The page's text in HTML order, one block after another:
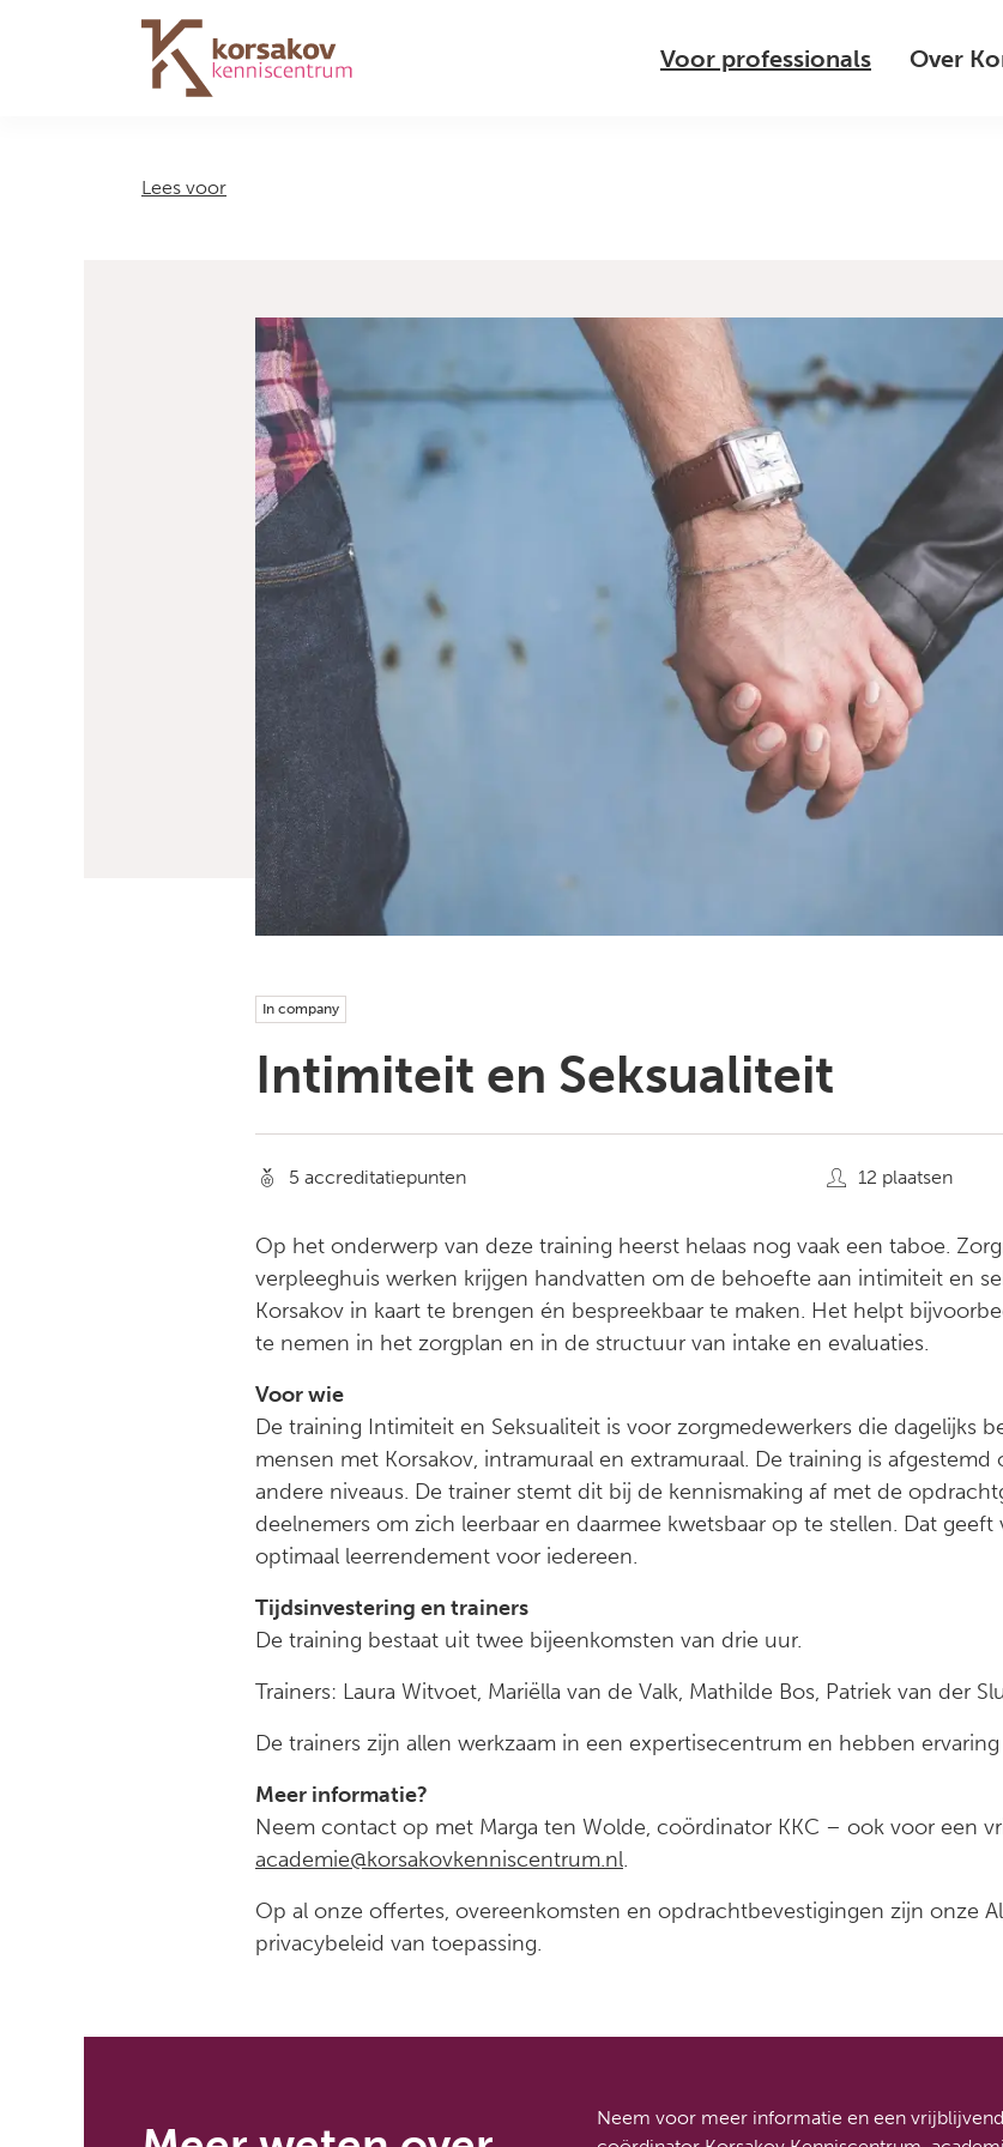
Navigation Voor professionals Over
Lees voor
In company
Intimiteit en Seksualiteit
5 accreditatiepunten 12 plaatsen
Op het onderwerp van deze training heerst helaas nog vaak een taboe.
verpleeghuis werken krijgen handvatten om de behoefte aan intimiteit en
Korsakov in kaart te brengen én bespreekbaar te maken. Het helpt
te nemen in het zorgplan en in de structuur van intake en evaluaties.
Voor wie
De training Intimiteit en Seksualiteit is voor zorgmedewerkers die dagelijks
mensen met Korsakov, intramuraal en extramuraal. De training is
andere niveaus. De trainer stemt dit bij de kennismaking af met de
deelnemers om zich leerbaar en daarmee kwetsbaar op te stellen. Dat
optimaal leerrendement voor iedereen.
Tijdsinvestering en trainers
De training bestaat uit twee bijeenkomsten van drie uur.
Trainers: Laura Witvoet, Mariëlla van de Valk, Mathilde Bos, Patriek van der
De trainers zijn allen werkzaam in een expertisecentrum en hebben
Meer informatie?
Neem contact op met Marga ten Wolde, coördinator KKC – ook voor een
academie@korsakovkenniscentrum.nl.
Op al onze offertes, overeenkomsten en opdrachtbevestigingen zijn onze
privacybeleid van toepassing.
Neem voor meer informatie en een